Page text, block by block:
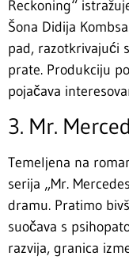
Reckoning“
Šona Didija
pad, razotkrivajući
prate. Produkciju
pojačava
3. Mr.
Temeljena na
serija „Mr.
dramu. Pratimo
suočava s
razvija, granica